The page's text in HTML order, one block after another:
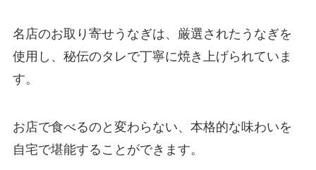
名店のお取り寄せうなぎは、厳選されたうなぎを
使用し、秘伝のタレで丁寧に焼き上げられていま
す。
お店で食べるのと変わらない、本格的な味わいを
自宅で堪能することができます。